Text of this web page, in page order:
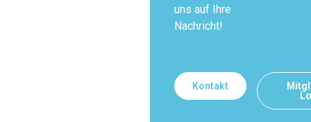
uns auf Ihre
Nachricht!
Kontakt